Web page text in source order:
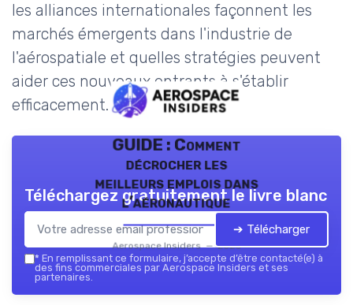
les alliances internationales façonnent les
marchés émergents dans l'industrie de
l'aérospatiale et quelles stratégies peuvent
aider ces nouveaux entrants à s'établir
efficacement.
GUIDE : Comment
décrocher les
meilleurs emplois dans
l’aéronautique
Aerospace Insiders — 2026
Téléchargez gratuitement le livre blanc
➔ Télécharger
* En remplissant ce formulaire, j’accepte d’être contacté(e) à
des fins commerciales par Aerospace Insiders et ses
partenaires.